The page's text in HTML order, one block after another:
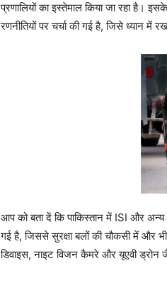
प्रणालियों का इस्तेमाल किया जा रहा है।
रणनीतियों पर चर्चा की गई है, जिसे ध्यान में
आप को बता दें कि पाकिस्तान में ISI और अन्य
गई है, जिससे सुरक्षा बलों की चौकसी में और
डिवाइस, नाइट विजन कैमरे और यूएवी ड्रोन